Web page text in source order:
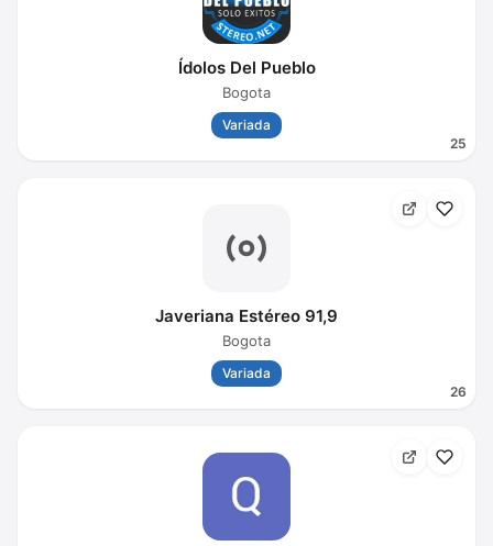
25
Ídolos Del Pueblo
Bogota
Variada
26
Javeriana Estéreo 91,9
Bogota
Variada